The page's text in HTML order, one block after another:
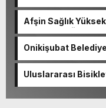
Afşin Sağlık
Okulunda görev
Onikişubat
başvurularında
Uluslararası